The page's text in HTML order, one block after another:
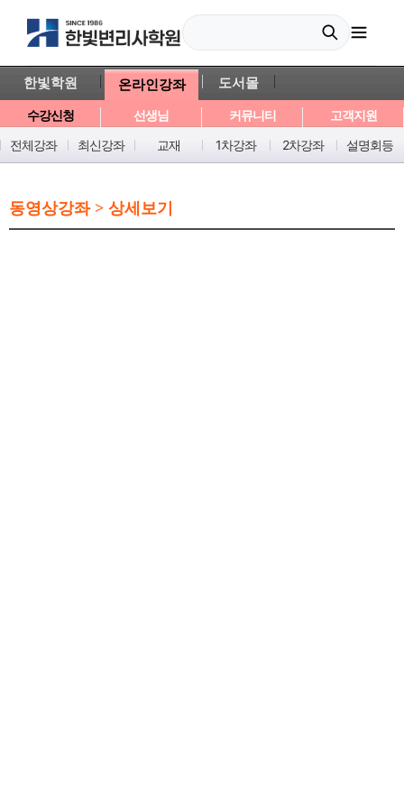
한빛학원 온라인강좌 도서몰
수강신청 선생님 커뮤니티
고객지원
전체강좌
최신강좌 교재 1차강좌 2차강좌 설명회등
동영상강좌 > 상세보기